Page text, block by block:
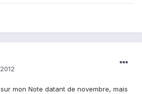
mon Note datant de novembre, mais